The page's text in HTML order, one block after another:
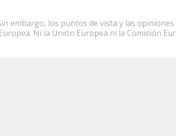
embargo, los puntos de vista y las
Ni la Unión Europea ni la Comisión